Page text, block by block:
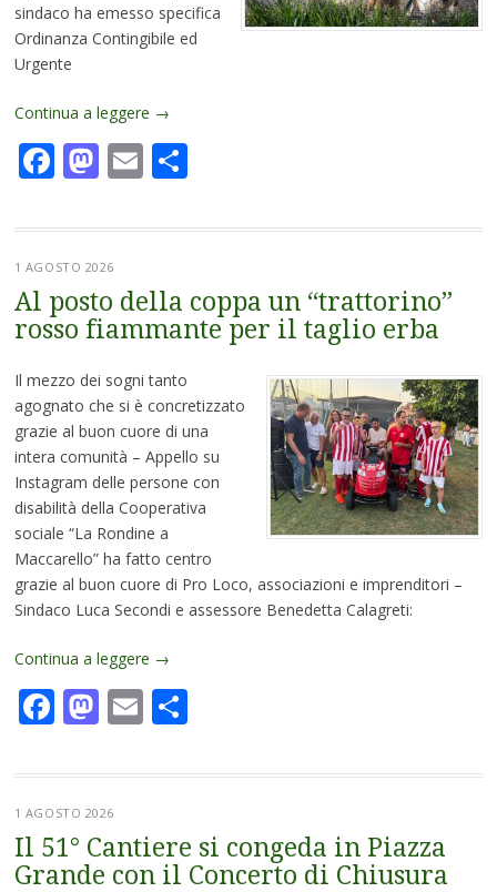
sindaco ha emesso specifica
Ordinanza Contingibile ed
Urgente
Continua a leggere →
Facebook
Mastodon
EmailCondividi
1 AGOSTO 2026
Al posto della coppa un “trattorino”
rosso fiammante per il taglio erba
Il mezzo dei sogni tanto
agognato che si è concretizzato
grazie al buon cuore di una
intera comunità – Appello su
Instagram delle persone con
disabilità della Cooperativa
sociale “La Rondine a
Maccarello” ha fatto centro
grazie al buon cuore di Pro Loco, associazioni e imprenditori –
Sindaco Luca Secondi e assessore Benedetta Calagreti:
Continua a leggere →
Facebook
Mastodon
EmailCondividi
1 AGOSTO 2026
Il 51° Cantiere si congeda in Piazza
Grande con il Concerto di Chiusura